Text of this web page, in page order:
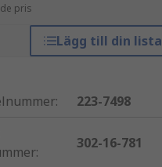
pris
Lägg till din lista
:
223-7498
:
302-16-781